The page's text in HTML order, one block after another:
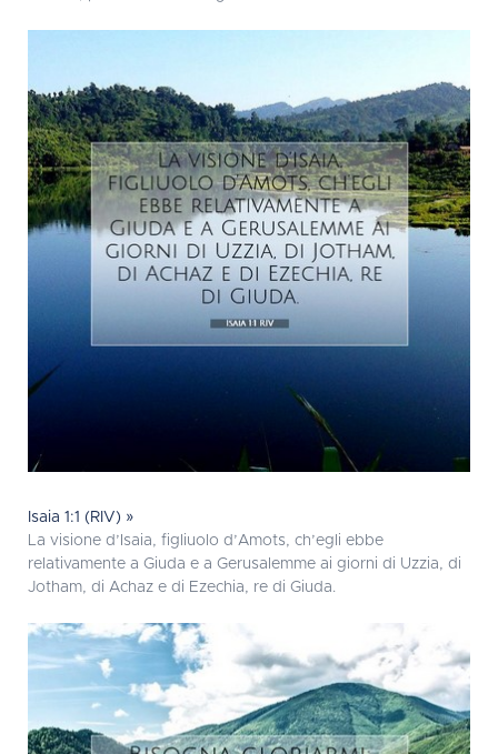
Isaia 1:1 (RIV) »
La visione d’Isaia, figliuolo d’Amots, ch’egli ebbe
relativamente a Giuda e a Gerusalemme ai giorni di Uzzia, di
Jotham, di Achaz e di Ezechia, re di Giuda.